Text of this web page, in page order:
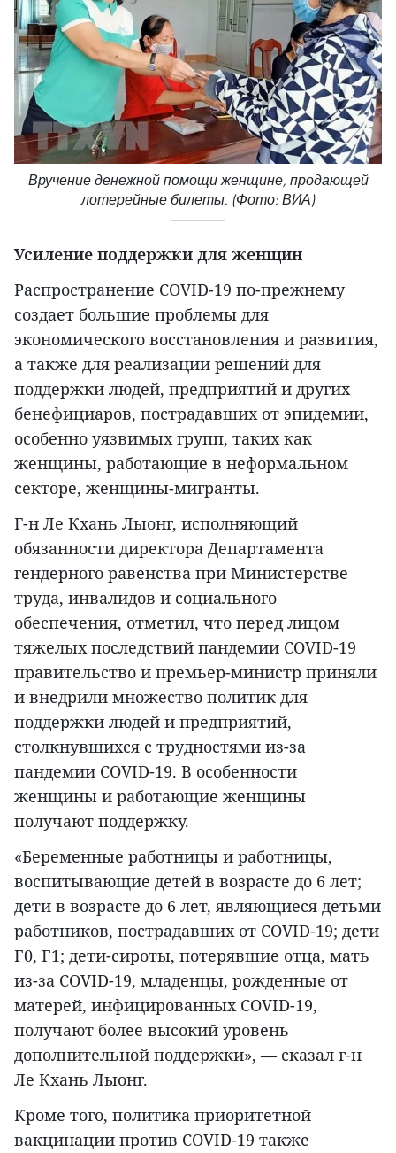
Вручение денежной помощи женщине, продающей
лотерейные билеты. (Фото: ВИА)
Усиление поддержки для женщин
Распространение COVID-19 по-прежнему
создает большие проблемы для
экономического восстановления и развития,
а также для реализации решений для
поддержки людей, предприятий и других
бенефициаров, пострадавших от эпидемии,
особенно уязвимых групп, таких как
женщины, работающие в неформальном
секторе, женщины-мигранты.
Г-н Ле Кхань Лыонг, исполняющий
обязанности директора Департамента
гендерного равенства при Министерстве
труда, инвалидов и социального
обеспечения, отметил, что перед лицом
тяжелых последствий пандемии COVID-19
правительство и премьер-министр приняли
и внедрили множество политик для
поддержки людей и предприятий,
столкнувшихся с трудностями из-за
пандемии COVID-19. В особенности
женщины и работающие женщины
получают поддержку.
«Беременные работницы и работницы,
воспитывающие детей в возрасте до 6 лет;
дети в возрасте до 6 лет, являющиеся детьми
работников, пострадавших от COVID-19; дети
F0, F1; дети-сироты, потерявшие отца, мать
из-за COVID-19, младенцы, рожденные от
матерей, инфицированных COVID-19,
получают более высокий уровень
дополнительной поддержки», — сказал г-н
Ле Кхань Лыонг.
Кроме того, политика приоритетной
вакцинации против COVID-19 также